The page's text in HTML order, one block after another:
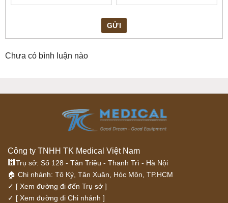
các mô da cũ, quá trình tái tạo mô mới bắt đầu. Làn da sẽ
bắt đầu sản sinh collagen và elastin, hai thành phần
Chức năng điều trị của máy Laser CO2 LAVA
Máy Laser CO2 Fraction LAVA G1 có nhiều chức năng điều
trị đa dạng, giúp cải thiện nhiều vấn đề về da. Dưới đây là
một số chức năng chính của máy:
GỬI
Chưa có bình luận nào
Công ty TNHH TK Medical Việt Nam
🕍 Trụ sở: Số 128 - Tân Triều - Thanh Trì - Hà Nội
🏠 Chi nhánh: Tô Ký, Tân Xuân, Hóc Môn, TP.HCM
✓ [ Xem đường đi đến Trụ sở ]
✓ [ Xem đường đi Chi nhánh ]